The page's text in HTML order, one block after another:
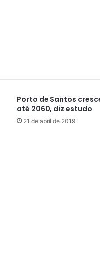
Porto de Santos
até 2060, diz estudo
21 de abril de 2019